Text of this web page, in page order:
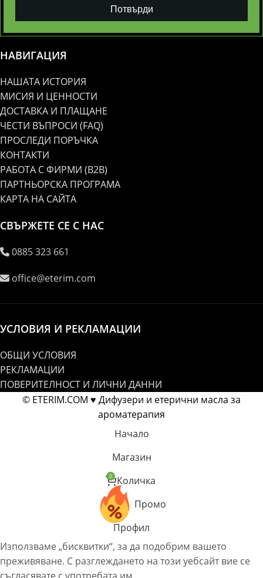
Потвърди
НАВИГАЦИЯ
НАШАТА ИСТОРИЯ
МИСИЯ И ЦЕННОСТИ
ДОСТАВКА И ПЛАЩАНЕ
ЧЕСТИ ВЪПРОСИ (FAQ)
ПРОСЛЕДИ ПОРЪЧКА
КОНТАКТИ
РАБОТА С ФИРМИ (B2B)
ПАРТНЬОРСКА ПРОГРАМА
КАРТА НА САЙТА
СВЪРЖЕТЕ СЕ С НАС
0885 323 661
office@eterim.com
УСЛОВИЯ И РЕКЛАМАЦИИ
ОБЩИ УСЛОВИЯ
РЕКЛАМАЦИИ
ПОВЕРИТЕЛНОСТ И ЛИЧНИ ДАННИ
© ETERIM.COM ♥ Дифузери и етерични масла за
ароматерапия
Начало
Магазин
0 Количка
Промо
Профил
Използваме „бисквитки“, за да подобрим вашето
преживяване. С разглеждането на този уебсайт вие се